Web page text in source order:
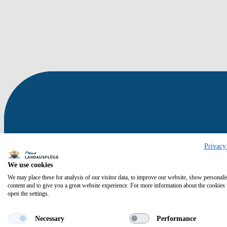
We use cookies
We may place these for analysis of our visitor data, to improve our website, show
content and to give you a great website experience. For more information about the cookies
open the settings.
Necessary Performance